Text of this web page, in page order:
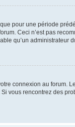
pour une période
Ceci n’est pas
qu’un administrateur
connexion au forum.
vous rencontrez des